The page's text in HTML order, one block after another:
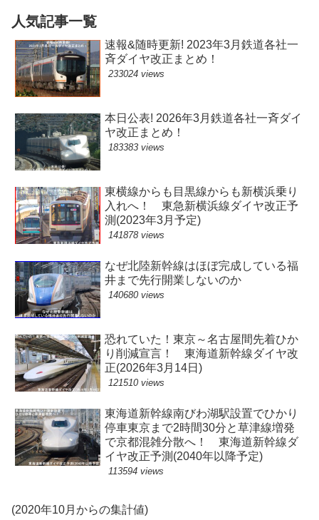
人気記事一覧
速報&随時更新! 2023年3月鉄道各社一
斉ダイヤ改正まとめ！
233024 views
本日公表! 2026年3月鉄道各社一斉ダイ
ヤ改正まとめ！
183383 views
東横線からも目黒線からも新横浜乗り
入れへ！ 東急新横浜線ダイヤ改正予
測(2023年3月予定)
141878 views
なぜ北陸新幹線はほぼ完成している福
井まで先行開業しないのか
140680 views
恐れていた！東京～名古屋間先着ひか
り削減宣言！ 東海道新幹線ダイヤ改
正(2026年3月14日)
121510 views
東海道新幹線南びわ湖駅設置でひかり
停車東京まで2時間30分と草津線増発
で京都混雑分散へ！ 東海道新幹線ダ
イヤ改正予測(2040年以降予定)
113594 views
(2020年10月からの集計値)